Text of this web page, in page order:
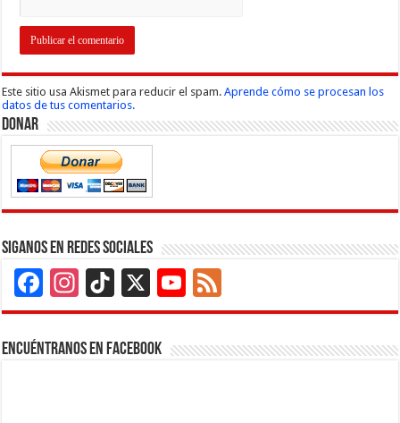
Este sitio usa Akismet para reducir el spam.Aprende cómo se procesan los
datos de tus comentarios.
Donar
Siganos en Redes Sociales
Facebook
Instagram
TikTok
X
YouTube
Channel
Encuéntranos en Facebook